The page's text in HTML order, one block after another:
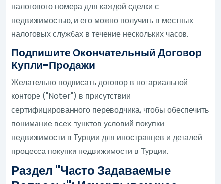
налогового номера для каждой сделки с
недвижимостью, и его можно получить в местных
налоговых службах в течение нескольких часов.
Подпишите Окончательный Договор
Купли-Продажи
Желательно подписать договор в нотариальной
конторе ("Noter") в присутствии
сертифицированного переводчика, чтобы обеспечить
понимание всех пунктов условий покупки
недвижимости в Турции для иностранцев и деталей
процесса покупки недвижимости в Турции.
Раздел "Часто Задаваемые